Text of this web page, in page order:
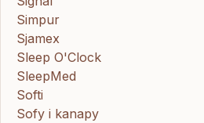
Simpur
Sjamex
Sleep O'Clock
SleepMed
Softi
Sofy i kanapy